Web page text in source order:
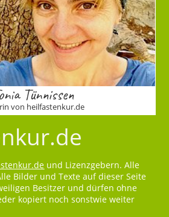
Tünnissen
von heilfastenkur.de
und Lizenzgebern. Alle
Bilder und Texte auf dieser Seite
Besitzer und dürfen ohne
kopiert noch sonstwie weiter